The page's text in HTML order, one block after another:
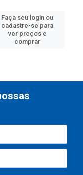
Faça seu login ou
cadastre-se para
ver preços e
comprar